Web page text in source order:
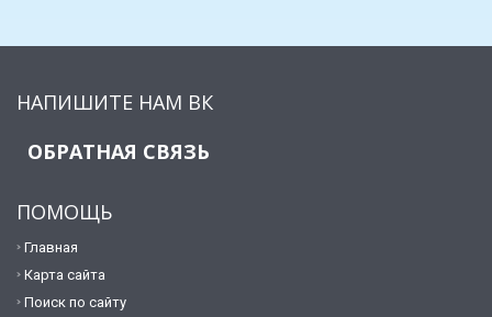
НАПИШИТЕ НАМ ВК
ОБРАТНАЯ СВЯЗЬ
ПОМОЩЬ
Главная
Карта сайта
Поиск по сайту